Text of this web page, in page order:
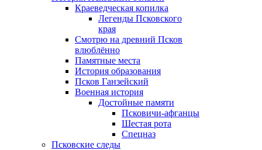
Краеведческая копилка
Легенды Псковского
края
Смотрю на древний Псков
влюблённо
Памятные места
История образования
Псков Ганзейский
Военная история
Достойные памяти
Псковичи-афганцы
Шестая рота
Спецназ
Псковские следы